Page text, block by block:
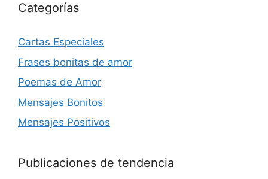
Categorías
Cartas Especiales
Frases bonitas de amor
Poemas de Amor
Mensajes Bonitos
Mensajes Positivos
Publicaciones de tendencia